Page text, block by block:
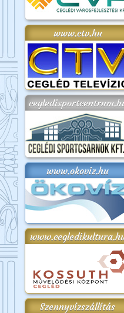
www.ctv.hu
www.okoviz.hu
Szennyvízszállítás
Városnapok 2018.
Kossuth Toborzó
Ünnepély